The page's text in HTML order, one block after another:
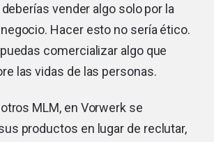
vender algo solo por la
Hacer esto no sería ético.
comercializar algo que
las vidas de las personas.
MLM, en Vorwerk se
productos en lugar de reclutar,